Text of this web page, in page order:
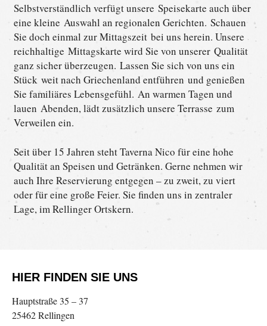
Selbstverständlich verfügt unsere Speisekarte auch über
eine kleine Auswahl an regionalen Gerichten. Schauen
Sie doch einmal zur Mittagszeit bei uns herein. Unsere
reichhaltige Mittagskarte wird Sie von unserer Qualität
ganz sicher überzeugen. Lassen Sie sich von uns ein
Stück weit nach Griechenland entführen und genießen
Sie familiäres Lebensgefühl. An warmen Tagen und
lauen Abenden, lädt zusätzlich unsere Terrasse zum
Verweilen ein.
Seit über 15 Jahren steht Taverna Nico für eine hohe
Qualität an Speisen und Getränken. Gerne nehmen wir
auch Ihre Reservierung entgegen – zu zweit, zu viert
oder für eine große Feier. Sie finden uns in zentraler
Lage, im Rellinger Ortskern.
HIER FINDEN SIE UNS
Hauptstraße 35 – 37
25462 Rellingen